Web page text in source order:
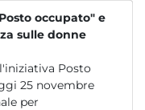
occupato" e
sulle donne
Posto
25 novembre
per